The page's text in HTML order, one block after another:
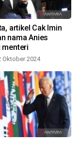
artikel Cak Imin
nama Anies
menteri
Oktober 2024